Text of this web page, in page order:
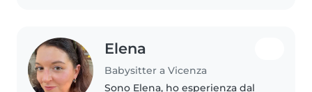
Elena
Babysitter a Vicenza
Sono Elena, ho esperienza dal